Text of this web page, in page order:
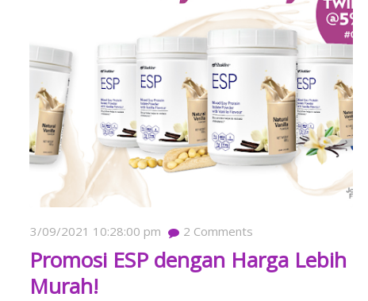
3/09/2021 10:28:00 pm 2 Comments
Promosi ESP dengan Harga Lebih
Murah!